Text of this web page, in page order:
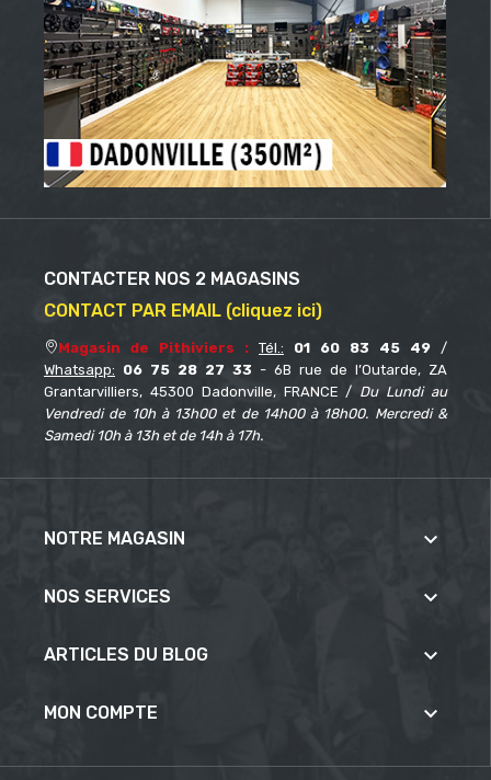
CONTACTER NOS 2 MAGASINS
CONTACT PAR EMAIL (cliquez ici)
Magasin de Pithiviers : Tél.: 01 60 83 45 49 /
Whatsapp: 06 75 28 27 33 - 6B rue de l’Outarde, ZA
Grantarvilliers, 45300 Dadonville, FRANCE / Du Lundi au
Vendredi de 10h à 13h00 et de 14h00 à 18h00. Mercredi &
Samedi 10h à 13h et de 14h à 17h.
NOTRE MAGASIN 
NOS SERVICES 
ARTICLES DU BLOG 
MON COMPTE 